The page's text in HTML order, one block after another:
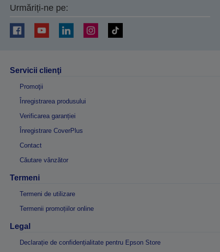
Urmăriți-ne pe:
Servicii clienţi
Promoţii
Înregistrarea produsului
Verificarea garanției
Înregistrare CoverPlus
Contact
Căutare vânzător
Termeni
Termeni de utilizare
Termenii promoțiilor online
Legal
Declarație de confidențialitate pentru Epson Store